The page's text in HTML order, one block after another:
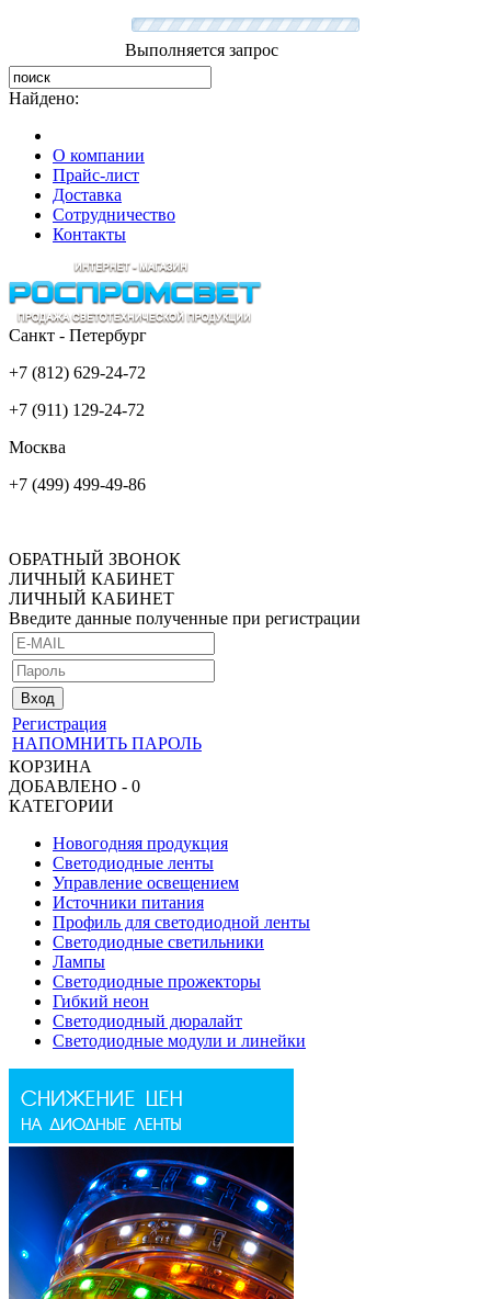
Выполняется запрос
Найдено:
О компании
Прайс-лист
Доставка
Сотрудничество
Контакты
Санкт - Петербург
+7 (812) 629-24-72
+7 (911) 129-24-72
Москва
+7 (499) 499-49-86
ОБРАТНЫЙ ЗВОНОК
ЛИЧНЫЙ КАБИНЕТ
ЛИЧНЫЙ КАБИНЕТ
Введите данные полученные при регистрации
Регистрация
НАПОМНИТЬ ПАРОЛЬ
КОРЗИНА
ДОБАВЛЕНО - 0
КАТЕГОРИИ
Новогодняя продукция
Светодиодные ленты
Управление освещением
Источники питания
Профиль для светодиодной ленты
Светодиодные светильники
Лампы
Светодиодные прожекторы
Гибкий неон
Светодиодный дюралайт
Светодиодные модули и линейки